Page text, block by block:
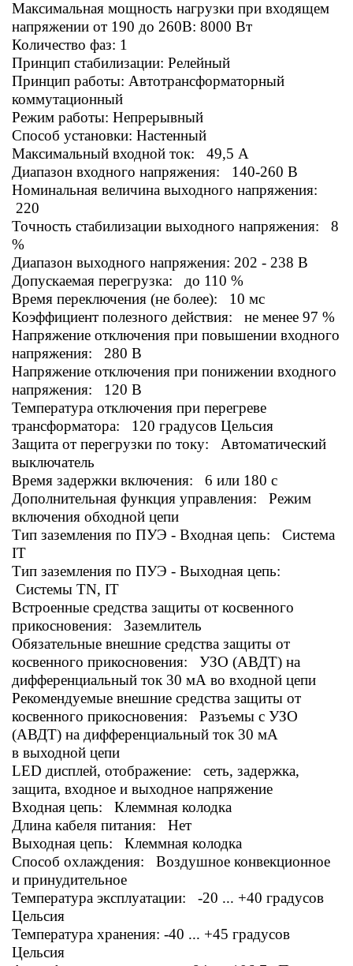
Максимальная мощность нагрузки при входящем
напряжении от 190 до 260В: 8000 Вт
Количество фаз: 1
Принцип стабилизации: Релейный
Принцип работы: Автотрансформаторный
коммутационный
Режим работы: Непрерывный
Способ установки: Настенный
Максимальный входной ток: 49,5 А
Диапазон входного напряжения: 140-260 В
Номинальная величина выходного напряжения:
220
Точность стабилизации выходного напряжения: 8
%
Диапазон выходного напряжения: 202 - 238 В
Допускаемая перегрузка: до 110 %
Время переключения (не более): 10 мс
Коэффициент полезного действия: не менее 97 %
Напряжение отключения при повышении входного
напряжения: 280 В
Напряжение отключения при понижении входного
напряжения: 120 В
Температура отключения при перегреве
трансформатора: 120 градусов Цельсия
Защита от перегрузки по току: Автоматический
выключатель
Время задержки включения: 6 или 180 с
Дополнительная функция управления: Режим
включения обходной цепи
Тип заземления по ПУЭ - Входная цепь: Система
IT
Тип заземления по ПУЭ - Выходная цепь:
Системы TN, IT
Встроенные средства защиты от косвенного
прикосновения: Заземлитель
Обязательные внешние средства защиты от
косвенного прикосновения: УЗО (АВДТ) на
дифференциальный ток 30 мА во входной цепи
Рекомендуемые внешние средства защиты от
косвенного прикосновения: Разъемы с УЗО
(АВДТ) на дифференциальный ток 30 мА
в выходной цепи
LED дисплей, отображение: сеть, задержка,
защита, входное и выходное напряжение
Входная цепь: Клеммная колодка
Длина кабеля питания: Нет
Выходная цепь: Клеммная колодка
Способ охлаждения: Воздушное конвекционное
и принудительное
Температура эксплуатации: -20 ... +40 градусов
Цельсия
Температура хранения: -40 ... +45 градусов
Цельсия